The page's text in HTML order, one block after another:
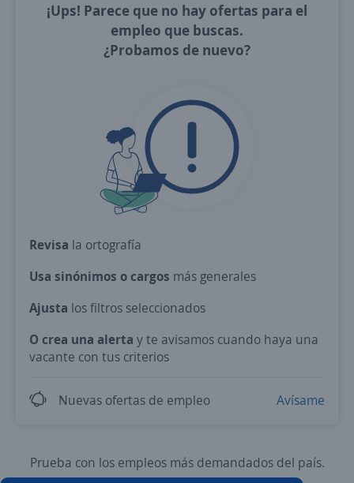
¡Ups! Parece que no hay ofertas para el
empleo que buscas.
¿Probamos de nuevo?
Revisa la ortografía
Usa sinónimos o cargos más generales
Ajusta los filtros seleccionados
O crea una alerta y te avisamos cuando haya una
vacante con tus criterios
Nuevas ofertas de empleo Avísame
Prueba con los empleos más demandados del país.